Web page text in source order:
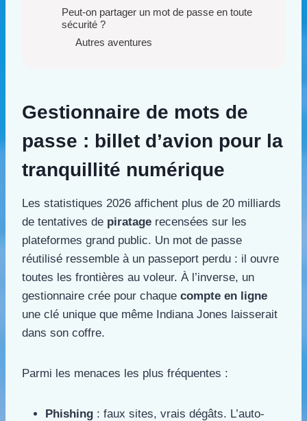
Peut-on partager un mot de passe en toute
sécurité ?
Autres aventures
Gestionnaire de mots de
passe : billet d’avion pour la
tranquillité numérique
Les statistiques 2026 affichent plus de 20 milliards
de tentatives de piratage recensées sur les
plateformes grand public. Un mot de passe
réutilisé ressemble à un passeport perdu : il ouvre
toutes les frontières au voleur. À l’inverse, un
gestionnaire crée pour chaque compte en ligne
une clé unique que même Indiana Jones laisserait
dans son coffre.
Parmi les menaces les plus fréquentes :
Phishing : faux sites, vrais dégâts. L’auto-